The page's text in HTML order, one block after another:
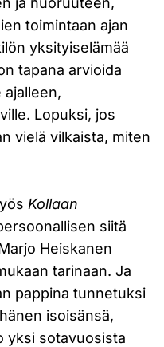
toimintaan ajan
yksityiselämää
tapana arvioida
Lopuksi, jos
vielä vilkaista, miten
Kollaan
siitä
Heiskanen
tarinaan. Ja
pappina tunnetuksi
isoisänsä,
yksi sotavuosista